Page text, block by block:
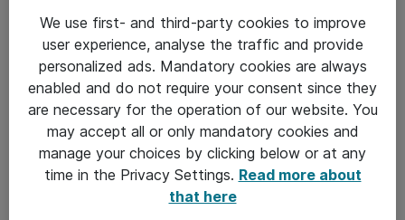
TIEDOLLA JOHTAMINEN
20-11-2024/ Jussi Vitikainen
AI prestudy teollisuuden
tekoälyhankkeiden tueksi
We use first- and third-party cookies to improve
user experience, analyse the traffic and provide
personalized ads. Mandatory cookies are always
enabled and do not require your consent since they
are necessary for the operation of our website. You
may accept all or only mandatory cookies and
manage your choices by clicking below or at any
time in the Privacy Settings. Read more about
that here